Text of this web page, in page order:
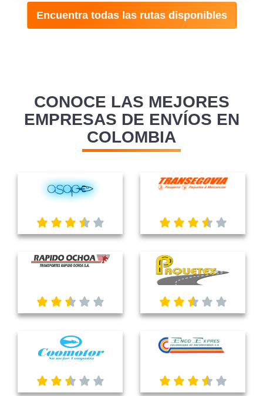
Encuentra todas las rutas disponibles
CONOCE LAS MEJORES
EMPRESAS DE ENVÍOS EN
COLOMBIA